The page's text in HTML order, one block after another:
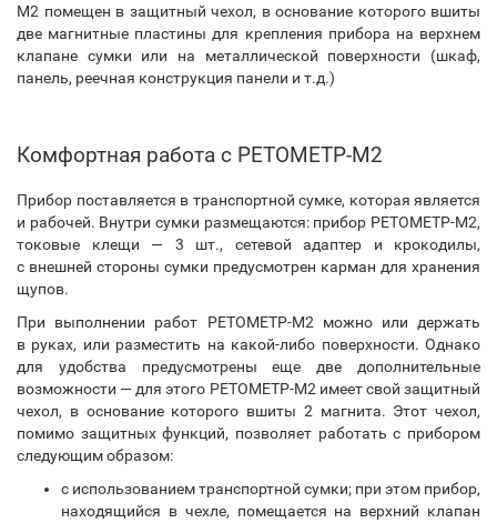
М2 помещен в защитный чехол, в основание которого вшиты
две магнитные пластины для крепления прибора на верхнем
клапане сумки или на металлической поверхности (шкаф,
панель, реечная конструкция панели и т.д.)
Комфортная работа с РЕТОМЕТР-М2
Прибор поставляется в транспортной сумке, которая является
и рабочей. Внутри сумки размещаются: прибор РЕТОМЕТР-М2,
токовые клещи — 3 шт., сетевой адаптер и крокодилы,
с внешней стороны сумки предусмотрен карман для хранения
щупов.
При выполнении работ РЕТОМЕТР-М2 можно или держать
в руках, или разместить на какой-либо поверхности. Однако
для удобства предусмотрены еще две дополнительные
возможности — для этого РЕТОМЕТР-М2 имеет свой защитный
чехол, в основание которого вшиты 2 магнита. Этот чехол,
помимо защитных функций, позволяет работать с прибором
следующим образом:
с использованием транспортной сумки; при этом прибор,
находящийся в чехле, помещается на верхний клапан